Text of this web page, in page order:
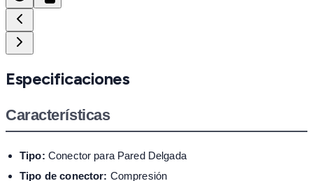
Especificaciones
Características
Tipo: Conector para Pared Delgada
Tipo de conector: Compresión